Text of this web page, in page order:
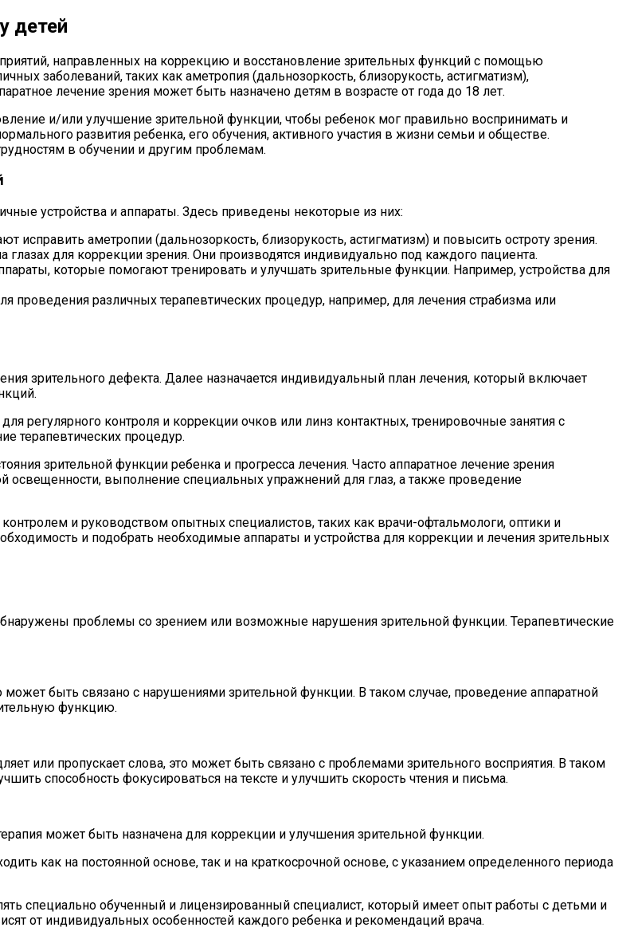
детей
направленных на коррекцию и восстановление зрительных функций с помощью
заболеваний, таких как аметропия (дальнозоркость, близорукость, астигматизм),
лечение зрения может быть назначено детям в возрасте от года до 18 лет.
и/или улучшение зрительной функции, чтобы ребенок мог правильно воспринимать и
развития ребенка, его обучения, активного участия в жизни семьи и обществе.
в обучении и другим проблемам.
устройства и аппараты. Здесь приведены некоторые из них:
исправить аметропии (дальнозоркость, близорукость, астигматизм) и повысить остроту зрения.
для коррекции зрения. Они производятся индивидуально под каждого пациента.
которые помогают тренировать и улучшать зрительные функции. Например, устройства для
проведения различных терапевтических процедур, например, для лечения страбизма или
зрительного дефекта. Далее назначается индивидуальный план лечения, который включает
регулярного контроля и коррекции очков или линз контактных, тренировочные занятия с
терапевтических процедур.
зрительной функции ребенка и прогресса лечения. Часто аппаратное лечение зрения
освещенности, выполнение специальных упражнений для глаз, а также проведение
и руководством опытных специалистов, таких как врачи-офтальмологи, оптики и
и подобрать необходимые аппараты и устройства для коррекции и лечения зрительных
проблемы со зрением или возможные нарушения зрительной функции. Терапевтические
может быть связано с нарушениями зрительной функции. В таком случае, проведение аппаратной
функцию.
или пропускает слова, это может быть связано с проблемами зрительного восприятия. В таком
способность фокусироваться на тексте и улучшить скорость чтения и письма.
может быть назначена для коррекции и улучшения зрительной функции.
как на постоянной основе, так и на краткосрочной основе, с указанием определенного периода
специально обученный и лицензированный специалист, который имеет опыт работы с детьми и
от индивидуальных особенностей каждого ребенка и рекомендаций врача.